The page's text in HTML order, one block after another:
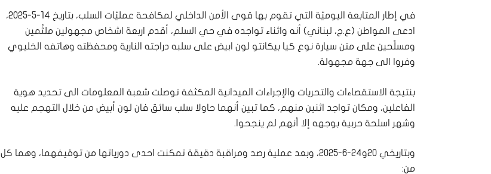
في إطار المتابعة اليوميّة التي تقوم بها قوى الأمن الداخلي لمكافحة عمليّات السلب، بتاريخ 14-5-2025،
ادعى المواطن (ع.ج، لبناني) أنه واثناء تواجده في حي السلم، أقدم اربعة اشخاص مجهولين ملثّمين
ومسلّحين على متن سيارة نوع كيا بيكانتو لون ابيض على سلبه دراجته النارية ومحفظته وهاتفه الخليوي
وفروا الى جهة مجهولة.
بنتيجة الاستقصاءات والتحريات والإجراءات الميدانية المكثفة توصلت شعبة المعلومات الى تحديد هوية
الفاعلين، ومكان تواجد اثنين منهم، كما تبين أنهما حاولا سلب سائق فان لون أبيض من خلال التهجم عليه
وشهر اسلحة حربية بوجهه إلا أنهم لم ينجحوا.
وبتاريخي 20و24-6-2025، وبعد عملية رصد ومراقبة دقيقة تمكنت احدى دورياتها من توقيفهما، وهما كل
من: